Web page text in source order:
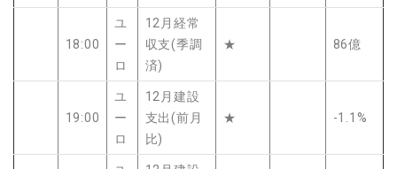
18:00
ユ
ー
ロ
12月経常
収支(季調
済)
★ 86億
19:00
ユ
ー
ロ
12月建設
支出(前月
比)
★ -1.1%